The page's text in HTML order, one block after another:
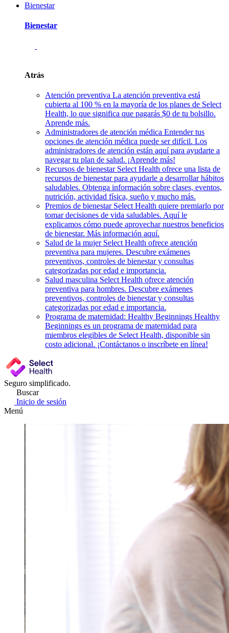
Bienestar
Bienestar
Atrás
Atención preventiva La atención preventiva está
cubierta al 100 % en la mayoría de los planes de Select
Health, lo que significa que pagarás $0 de tu bolsillo.
Aprende más.
Administradores de atención médica Entender tus
opciones de atención médica puede ser difícil. Los
administradores de atención están aquí para ayudarte a
navegar tu plan de salud. ¡Aprende más!
Recursos de bienestar Select Health ofrece una lista de
recursos de bienestar para ayudarle a desarrollar hábitos
saludables. Obtenga información sobre clases, eventos,
nutrición, actividad física, sueño y mucho más.
Premios de bienestar Select Health quiere premiarlo por
tomar decisiones de vida saludables. Aquí le
explicamos cómo puede aprovechar nuestros beneficios
de bienestar. Más información aquí.
Salud de la mujer Select Health ofrece atención
preventiva para mujeres. Descubre exámenes
preventivos, controles de bienestar y consultas
categorizadas por edad e importancia.
Salud masculina Select Health ofrece atención
preventiva para hombres. Descubre exámenes
preventivos, controles de bienestar y consultas
categorizadas por edad e importancia.
Programa de maternidad: Healthy Beginnings Healthy
Beginnings es un programa de maternidad para
miembros elegibles de Select Health, disponible sin
costo adicional. ¡Contáctanos o inscríbete en línea!
Seguro simplificado.
Buscar
Inicio de sesión
Menú